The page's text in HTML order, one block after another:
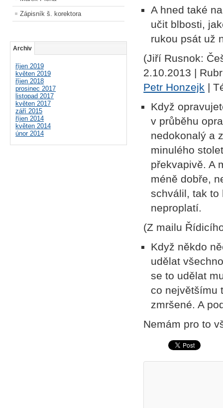
Zápisník š. korektora
Archiv
říjen 2019
květen 2019
říjen 2018
prosinec 2017
listopad 2017
květen 2017
září 2015
říjen 2014
květen 2014
únor 2014
A hned také
učit blbosti,
rukou psát už
(Jiří Rusnok:
2.10.2013 |
Petr Honzejk |
Když
v průběhu
nedokonalý a
minulého
překvapivě. A
méně dobře,
schválil, tak to
neproplatí.
(Z mailu
Když někdo
udělat
se to udělat
co největšímu
zmršené. A
Nemám pro to